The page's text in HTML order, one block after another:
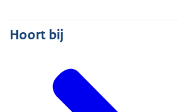
Hoort bij